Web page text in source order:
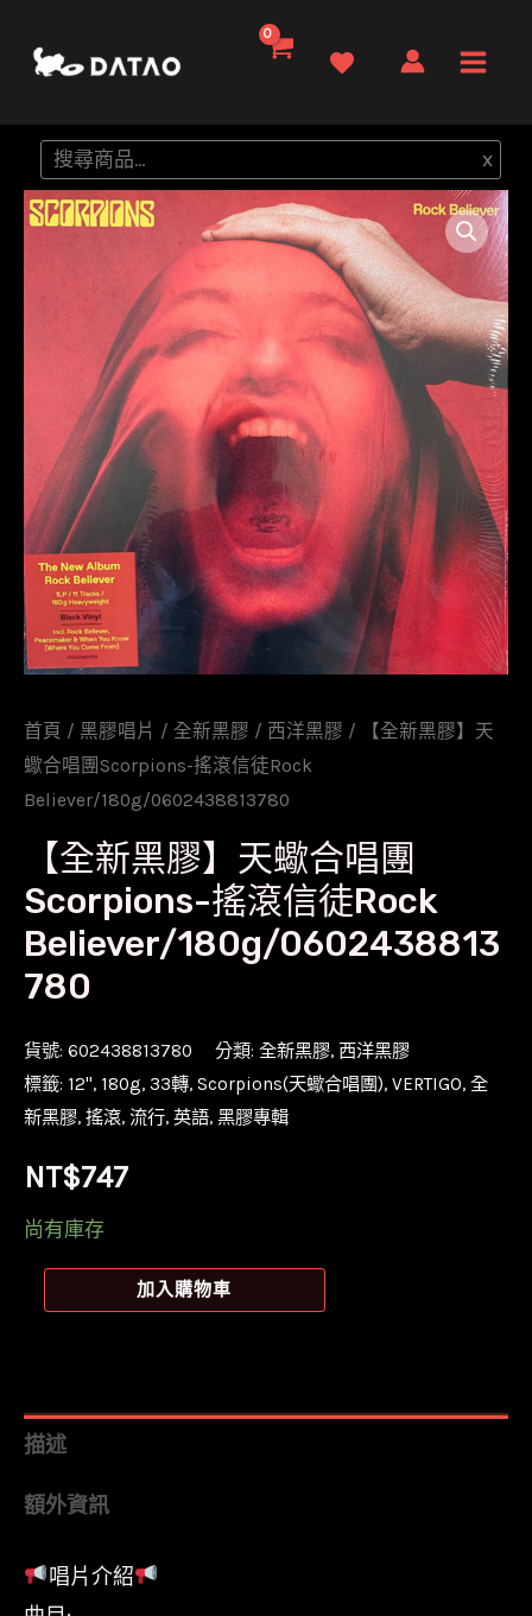
要
Menu
搜
尋
x
首頁 / 黑膠唱片 / 全新黑膠 / 西洋黑膠 / 【全新黑膠】天
蠍合唱團Scorpions-搖滾信徒Rock
Believer/180g/0602438813780
【全新黑膠】天蠍合唱團
Scorpions-搖滾信徒Rock
Believer/180g/0602438813
780
貨號: 602438813780 分類: 全新黑膠, 西洋黑膠
標籤: 12'', 180g, 33轉, Scorpions(天蠍合唱團), VERTIGO, 全
新黑膠, 搖滾, 流行, 英語, 黑膠專輯
NT$747
尚有庫存
天
合
團
加入購物車
描述
額外資訊
唱片介紹